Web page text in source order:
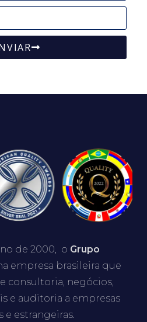
de 2000, o Grupo
empresa brasileira que
consultoria, negócios,
e auditoria a empresas
e estrangeiras.